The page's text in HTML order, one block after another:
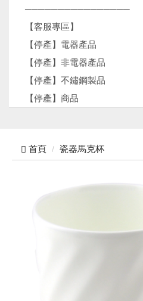
────────────────
【客服專區】
【停產】電器產品
【停產】非電器產品
【停產】不鏽鋼製品
【停產】商品
首頁 瓷器馬克杯